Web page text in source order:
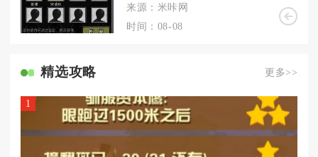
来源：米咔网
时间：08-08
精选攻略 更多>>
1